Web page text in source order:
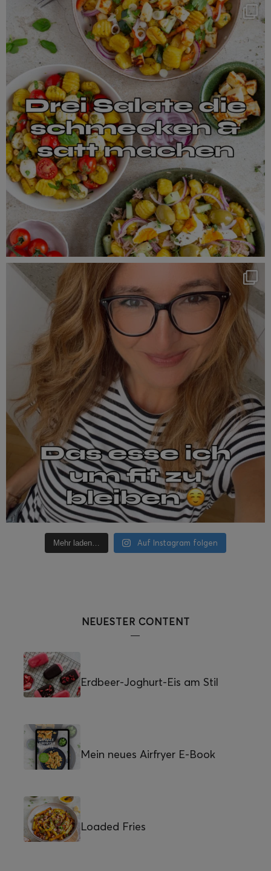
Mehr laden… Auf Instagram folgen
NEUESTER CONTENT
Erdbeer-Joghurt-Eis am Stil
Mein neues Airfryer E-Book
Loaded Fries